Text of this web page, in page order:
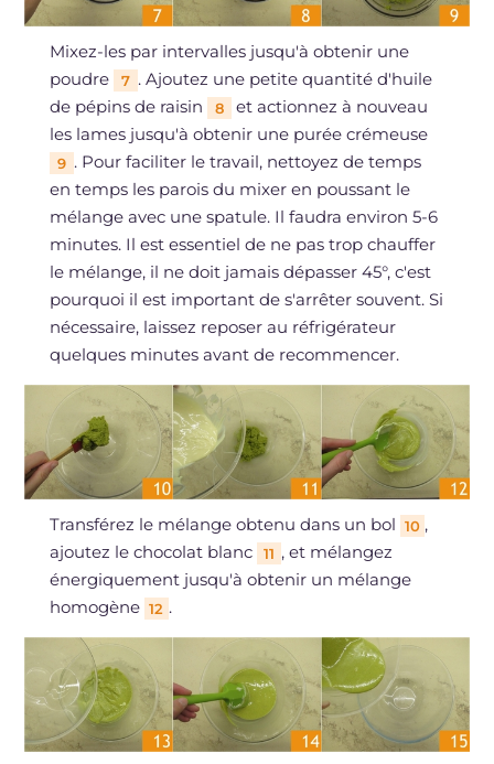
Mixez-les par intervalles jusqu'à obtenir une
poudre
7 . Ajoutez une petite quantité d'huile
de pépins de raisin
8
et actionnez à nouveau
les lames jusqu'à obtenir une purée crémeuse
9 . Pour faciliter le travail, nettoyez de temps
en temps les parois du mixer en poussant le
mélange avec une spatule. Il faudra environ 5-6
minutes. Il est essentiel de ne pas trop chauffer
le mélange, il ne doit jamais dépasser 45°, c'est
pourquoi il est important de s'arrêter souvent. Si
nécessaire, laissez reposer au réfrigérateur
quelques minutes avant de recommencer.
Transférez le mélange obtenu dans un bol 10 ,
ajoutez le chocolat blanc
11 , et mélangez
énergiquement jusqu'à obtenir un mélange
homogène 12 .